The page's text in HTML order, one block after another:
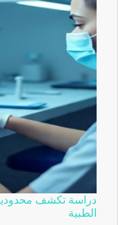
دراسة تكشف
الطبية